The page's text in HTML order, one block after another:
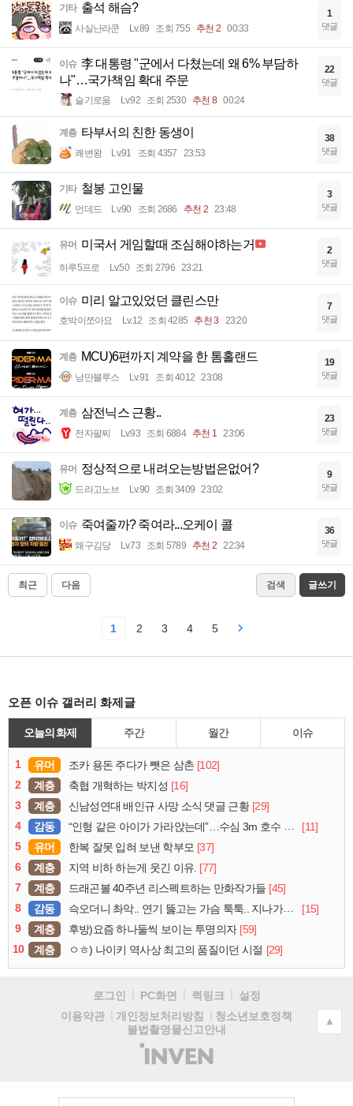
기타 출석 해슴?
사실난라쿤 Lv.89 조회 755 추천 2 00:33
1
댓글
이슈 李 대통령 "군에서 다쳤는데 왜 6% 부담하
나"…국가책임 확대 주문
슬기로움 Lv.92 조회 2530 추천 8 00:24
22
댓글
계층 타부서의 친한 동생이
쾌변왕 Lv.91 조회 4357 23:53
38
댓글
기타 철봉 고인물
언데드 Lv.90 조회 2686 추천 2 23:48
3
댓글
유머 미국서 게임할때 조심해야하는거
하루5프로 Lv.50 조회 2796 23:21
2
댓글
이슈 미리 알고있었던 클린스만
호박이쪼아요 Lv.12 조회 4285 추천 3 23:20
7
댓글
계층 MCU)6편까지 계약을 한 톰홀랜드
낭만블루스 Lv.91 조회 4012 23:08
19
댓글
계층 삼전닉스 근황..
전자팔찌 Lv.93 조회 6884 추천 1 23:06
23
댓글
유머 정상적으로 내려오는방법은없어?
드라고노브 Lv.90 조회 3409 23:02
9
댓글
이슈 죽여줄까? 죽여라...오케이 콜
왜구김당 Lv.73 조회 5789 추천 2 22:34
36
댓글
최근 다음 검색 글쓰기
1 2 3 4 5
오픈 이슈 갤러리 화제글
오늘의 화제 주간 월간 이슈
1 유머 조카 용돈 주다가 뺏은 삼촌 [102]
2
계층 축협 개혁하는 박지성 [16]
3
계층 신남성연대 배인규 사망 소식 댓글 근황 [29]
4
감동 “인형 같은 아이가 가라앉는데”…수심 3m 호수 뛰어든 60대 의인
[11]
5
유머 한복 잘못 입혀 보낸 학부모 [37]
6
계층 지역 비하 하는게 웃긴 이유. [77]
7
계층 드래곤볼 40주년 리스펙트하는 만화작가들 [45]
8
감동 슥오더니 촤악.. 연기 뚫고는 가슴 툭툭.. 지나가던 아재의 정체
[15]
9
계층 후방)요즘 하나둘씩 보이는 투명의자 [59]
10
계층 ㅇㅎ) 나이키 역사상 최고의 품질이던 시절 [29]
로그인 PC화면 퀵링크
설정
이용약관
개인정보처리방침
청소년보호정책
불법촬영물신고안내
(주)
인
▲